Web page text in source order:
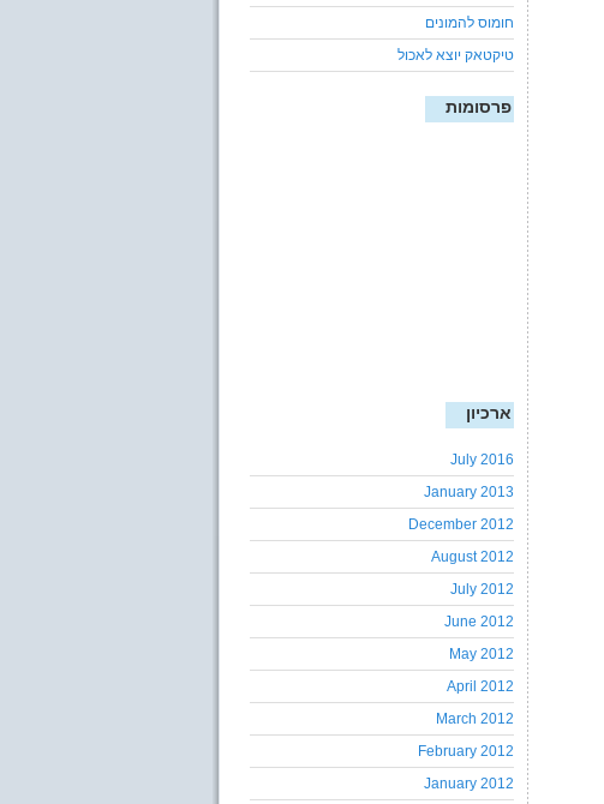
חומוס להמונים
טיקטאק יוצא לאכול
פרסומות
ארכיון
July 2016
January 2013
December 2012
August 2012
July 2012
June 2012
May 2012
April 2012
March 2012
February 2012
January 2012